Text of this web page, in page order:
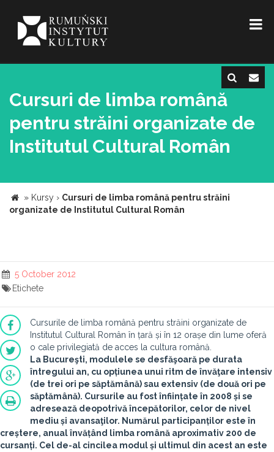
Cursuri de limba română
pentru străini organizate de
Institutul Cultural Român
» Kursy › Cursuri de limba română pentru străini
organizate de Institutul Cultural Român
5 October 2012
Etichete
Cursurile de limba română pentru străini organizate de
Institutul Cultural Român în țară și în 12 orașe din lume oferă
o cale privilegiată de acces la cultura română.
La Bucureşti, modulele se desfăşoară pe durata
întregului an, cu opțiunea unui ritm de învăţare intensiv
(de trei ori pe săptămână) sau extensiv (de două ori pe
săptămână). Cursurile au fost înființate în 2008 și se
adresează deopotrivă începătorilor, celor de nivel
mediu și avansaţilor. Numărul participanților este în
creștere, anual învățând limba română aproximativ 200 de
cursanți. Cel de-al cincilea modul și ultimul din acest an este